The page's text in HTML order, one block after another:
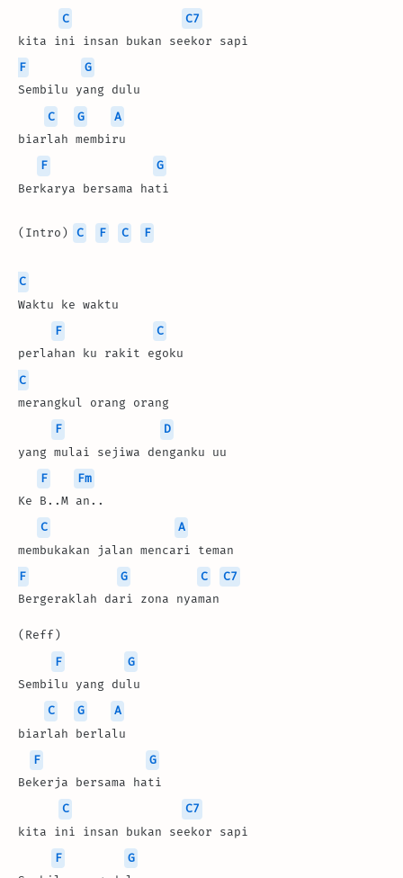
C
C7
kita ini insan bukan seekor sapi
F
G
Sembilu yang dulu
C
G
A
biarlah membiru
F
G
Berkarya bersama hati
(Intro) C F C F
C
Waktu ke waktu
F
C
perlahan ku rakit egoku
C
merangkul orang orang
F
D
yang mulai sejiwa denganku uu
F
Fm
Ke B..M an..
C
A
membukakan jalan mencari teman
F
G C
C7
Bergeraklah dari zona nyaman
(Reff)
F
G
Sembilu yang dulu
C
G
A
biarlah berlalu
F
G
Bekerja bersama hati
C
C7
kita ini insan bukan seekor sapi
F
G